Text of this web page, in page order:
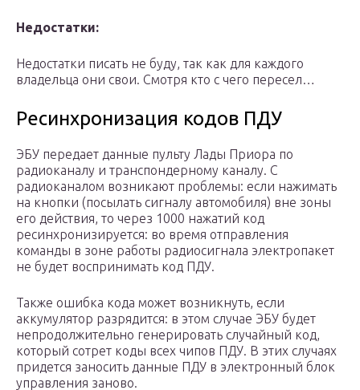
Недостатки:
Недостатки писать не буду, так как для каждого
владельца они свои. Смотря кто с чего пересел…
Ресинхронизация кодов ПДУ
ЭБУ передает данные пульту Лады Приора по
радиоканалу и транспондерному каналу. С
радиоканалом возникают проблемы: если нажимать
на кнопки (посылать сигналу автомобиля) вне зоны
его действия, то через 1000 нажатий код
ресинхронизируется: во время отправления
команды в зоне работы радиосигнала электропакет
не будет воспринимать код ПДУ.
Также ошибка кода может возникнуть, если
аккумулятор разрядится: в этом случае ЭБУ будет
непродолжительно генерировать случайный код,
который сотрет коды всех чипов ПДУ. В этих случаях
придется заносить данные ПДУ в электронный блок
управления заново.